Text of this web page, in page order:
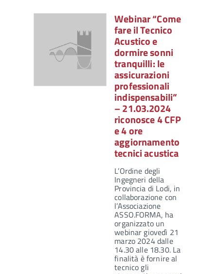
Webinar “Come
fare il Tecnico
Acustico e
dormire sonni
tranquilli: le
assicurazioni
professionali
indispensabili”
– 21.03.2024
riconosce 4 CFP
e 4 ore
aggiornamento
tecnici acustica
L’Ordine degli
Ingegneri della
Provincia di Lodi, in
collaborazione con
l’Associazione
ASSO.FORMA, ha
organizzato un
webinar giovedì 21
marzo 2024 dalle
14.30 alle 18.30. La
finalità è fornire al
tecnico gli